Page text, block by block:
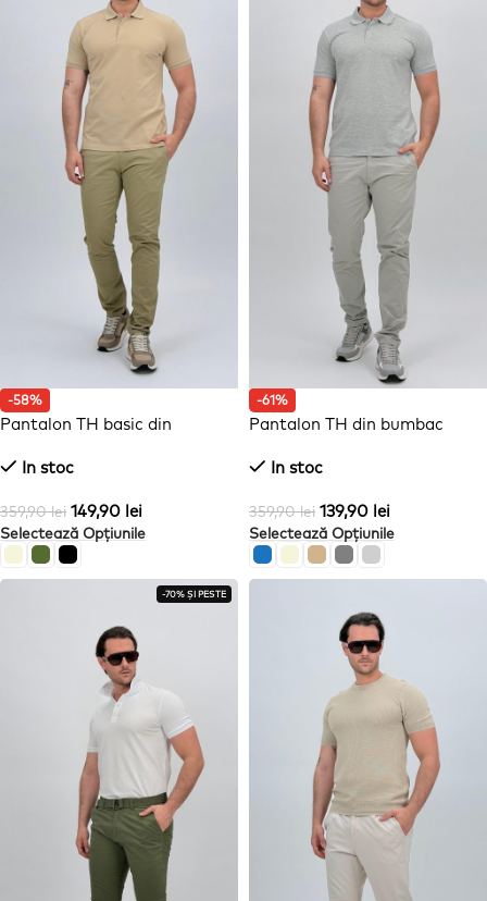
-58%
Pantalon TH basic din
In stoc
359,90lei 149,90 lei
Selectează Opțiunile
-61%
Pantalon TH din bumbac
In stoc
359,90lei 139,90 lei
Selectează Opțiunile
-70% ȘI PESTE